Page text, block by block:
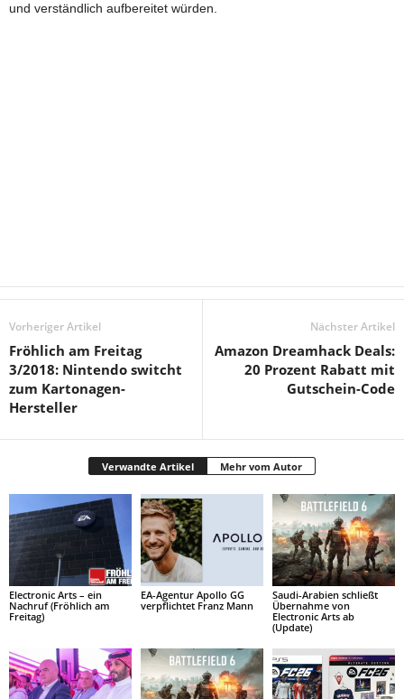
und verständlich aufbereitet würden.
Vorheriger Artikel
Fröhlich am Freitag
3/2018: Nintendo switcht
zum Kartonagen-
Hersteller
Nächster Artikel
Amazon Dreamhack Deals:
20 Prozent Rabatt mit
Gutschein-Code
Verwandte Artikel Mehr vom Autor
Electronic Arts – ein
Nachruf (Fröhlich am
Freitag)
EA-Agentur Apollo GG
verpflichtet Franz Mann
Saudi-Arabien schließt
Übernahme von
Electronic Arts ab
(Update)